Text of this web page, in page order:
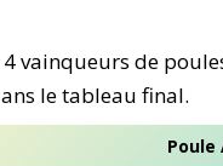
vainqueurs de
le tableau final.
Poule